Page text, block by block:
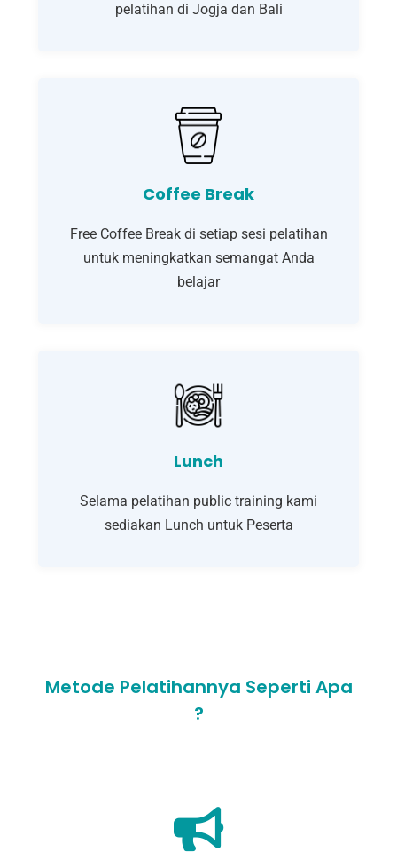
pelatihan di Jogja dan Bali
Coffee Break
Free Coffee Break di setiap sesi pelatihan
untuk meningkatkan semangat Anda
belajar
Lunch
Selama pelatihan public training kami
sediakan Lunch untuk Peserta
Metode Pelatihannya Seperti Apa
?